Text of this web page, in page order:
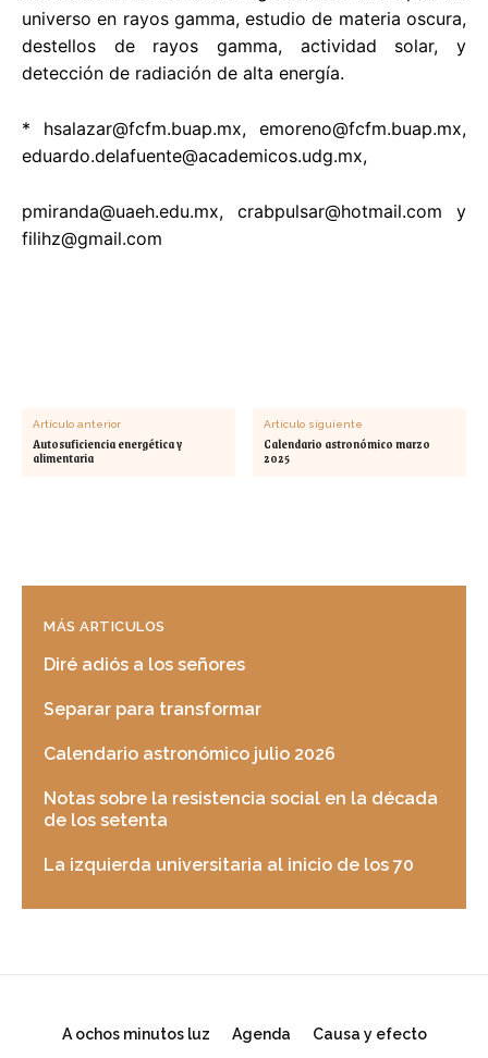
universo en rayos gamma, estudio de materia oscura,
destellos de rayos gamma, actividad solar, y
detección de radiación de alta energía.
* hsalazar@fcfm.buap.mx, emoreno@fcfm.buap.mx,
eduardo.delafuente@academicos.udg.mx,
pmiranda@uaeh.edu.mx, crabpulsar@hotmail.com y
filihz@gmail.com
Artículo anterior
Autosuficiencia energética y
alimentaria
Artículo siguiente
Calendario astronómico marzo
2025
MÁS ARTICULOS
Diré adiós a los señores
Separar para transformar
Calendario astronómico julio 2026
Notas sobre la resistencia social en la década
de los setenta
La izquierda universitaria al inicio de los 70
A ochos minutos luz Agenda Causa y efecto